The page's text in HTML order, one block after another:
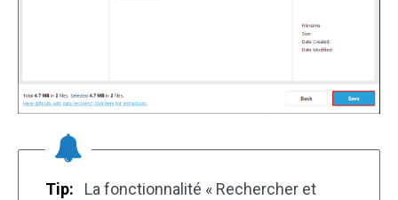
Tip:
La fonctionnalité « Rechercher et